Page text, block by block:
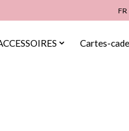
FR
Cartes-